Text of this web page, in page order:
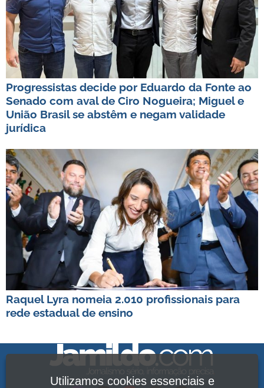
Progressistas decide por Eduardo da Fonte ao
Senado com aval de Ciro Nogueira; Miguel e
União Brasil se abstêm e negam validade
jurídica
Raquel Lyra nomeia 2.010 profissionais para
rede estadual de ensino
Utilizamos cookies essenciais e